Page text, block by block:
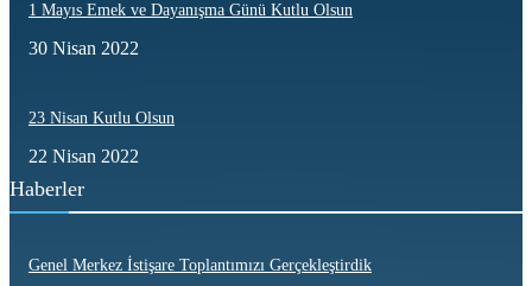
1 Mayıs Emek ve Dayanışma Günü Kutlu Olsun
30 Nisan 2022
23 Nisan Kutlu Olsun
22 Nisan 2022
Haberler
Genel Merkez İstişare Toplantımızı Gerçekleştirdik